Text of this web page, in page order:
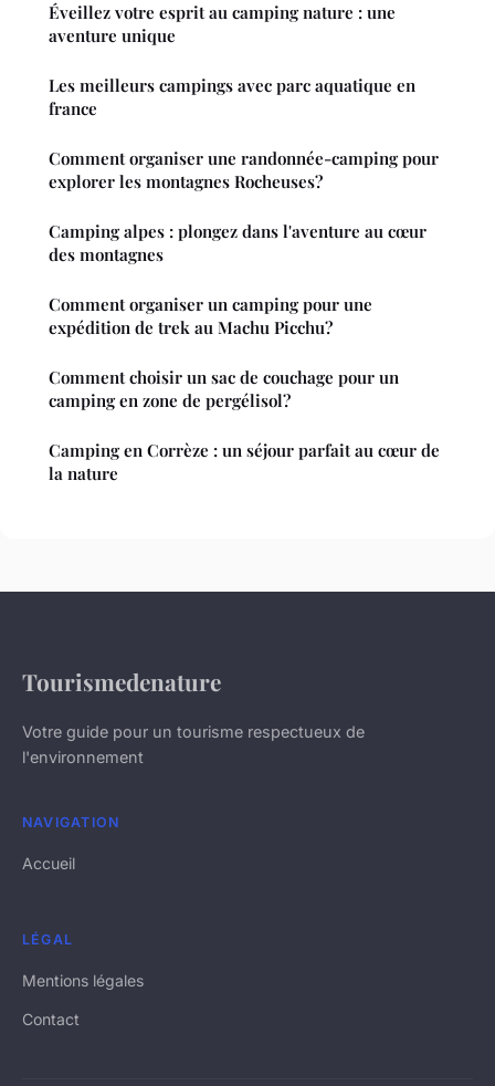
Éveillez votre esprit au camping nature : une
aventure unique
Les meilleurs campings avec parc aquatique en
france
Comment organiser une randonnée-camping pour
explorer les montagnes Rocheuses?
Camping alpes : plongez dans l'aventure au cœur
des montagnes
Comment organiser un camping pour une
expédition de trek au Machu Picchu?
Comment choisir un sac de couchage pour un
camping en zone de pergélisol?
Camping en Corrèze : un séjour parfait au cœur de
la nature
Tourismedenature
Votre guide pour un tourisme respectueux de
l'environnement
NAVIGATION
Accueil
LÉGAL
Mentions légales
Contact